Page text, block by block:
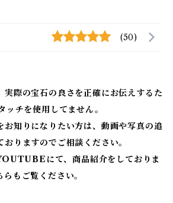
(50)
際の宝石の良さを正確にお伝えするた
チを使用してません。
お知りになりたい方は、動画や写真の追
りますのでご相談ください。
にて、商品紹介をしておりま
もご覧ください。